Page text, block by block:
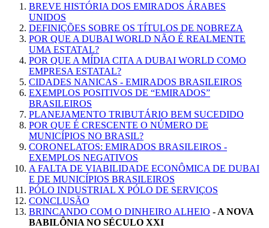
BREVE HISTÓRIA DOS EMIRADOS ÁRABES
UNIDOS
DEFINIÇÕES SOBRE OS TÍTULOS DE NOBREZA
POR QUE A DUBAI WORLD NÃO É REALMENTE
UMA ESTATAL?
POR QUE A MÍDIA CITA A DUBAI WORLD COMO
EMPRESA ESTATAL?
CIDADES NANICAS - EMIRADOS BRASILEIROS
EXEMPLOS POSITIVOS DE “EMIRADOS”
BRASILEIROS
PLANEJAMENTO TRIBUTÁRIO BEM SUCEDIDO
POR QUE É CRESCENTE O NÚMERO DE
MUNICÍPIOS NO BRASIL?
CORONELATOS: EMIRADOS BRASILEIROS -
EXEMPLOS NEGATIVOS
A FALTA DE VIABILIDADE ECONÔMICA DE DUBAI
E DE MUNICÍPIOS BRASILEIROS
PÓLO INDUSTRIAL X PÓLO DE SERVIÇOS
CONCLUSÃO
BRINCANDO COM O DINHEIRO ALHEIO - A NOVA
BABILÔNIA NO SÉCULO XXI